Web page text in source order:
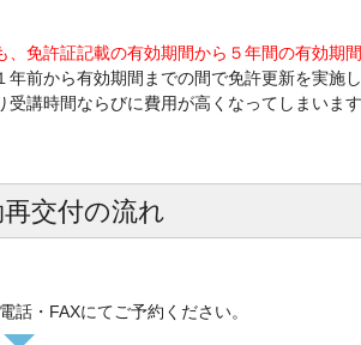
免許証記載の有効期間から５年間の有効期
年前から有効期間までの間で免許更新を実施
講時間ならびに費用が高くなってしまいます
交付の流れ
話・FAXにてご予約ください。